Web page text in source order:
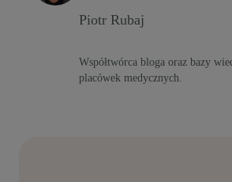
Piotr Rubaj
Współtwórca bloga oraz bazy
placówek medycznych.